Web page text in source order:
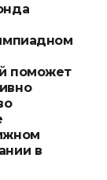
поможет
в